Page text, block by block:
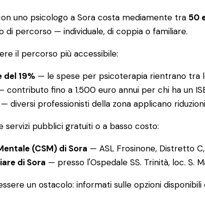
uno psicologo a Sora costa mediamente tra 50
di percorso — individuale, di coppia o familiare.
il percorso più accessibile:
del 19% — le spese per psicoterapia rientrano tra
contributo fino a 1.500 euro annui per chi ha un
— diversi professionisti della zona applicano
servizi pubblici gratuiti o a basso costo:
(CSM) di Sora — ASL Frosinone, Distretto
di Sora — presso l'Ospedale SS. Trinità, loc. S.
un ostacolo: informati sulle opzioni